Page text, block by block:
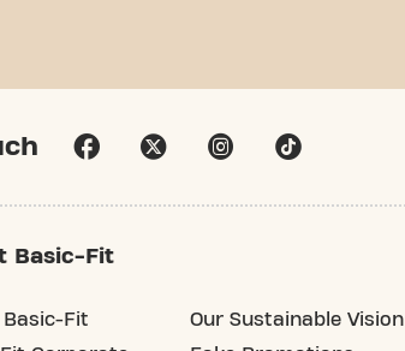
Basic-Fit
Fit
Our Sustainable Vision